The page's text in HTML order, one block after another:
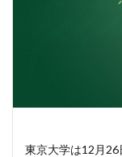
東京大学は12月